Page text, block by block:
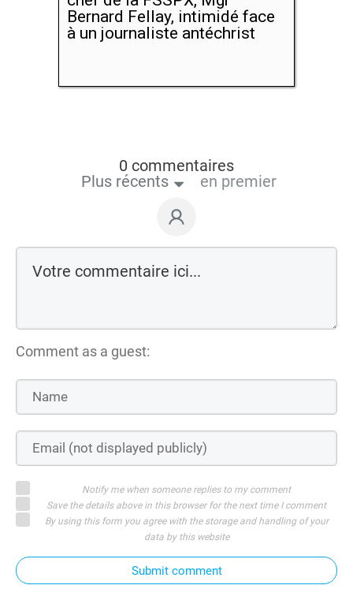
Bernard Fellay, intimidé face
à un journaliste antéchrist
0 commentaires
Plus récents
en premier
Comment as a guest:
Notify me when someone replies to my comment
Save the details above in this browser for the next time I comment
By using this form you agree with the storage and handling of your
data by this website
Submit comment